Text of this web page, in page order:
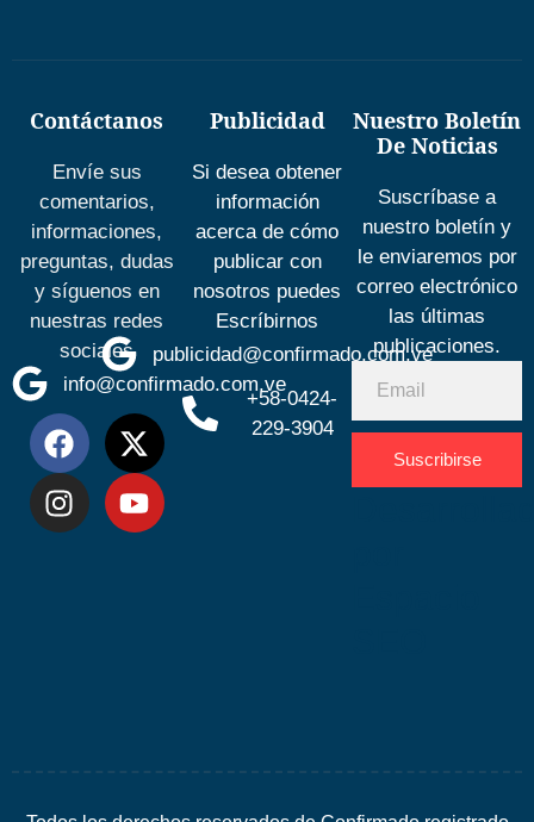
Contáctanos
Envíe sus
comentarios,
informaciones,
preguntas, dudas
y síguenos en
nuestras redes
sociales
info@confirmado.com.ve
Publicidad
Si desea obtener
información
acerca de cómo
publicar con
nosotros puedes
Escríbirnos
publicidad@confirmado.com.ve
+58-0424-
229-3904
Nuestro Boletín
De Noticias
Suscríbase a
nuestro boletín y
le enviaremos por
correo electrónico
las últimas
publicaciones.
Suscribirse